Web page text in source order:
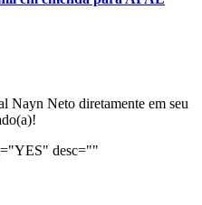
Nayn Neto diretamente em seu
desc=""